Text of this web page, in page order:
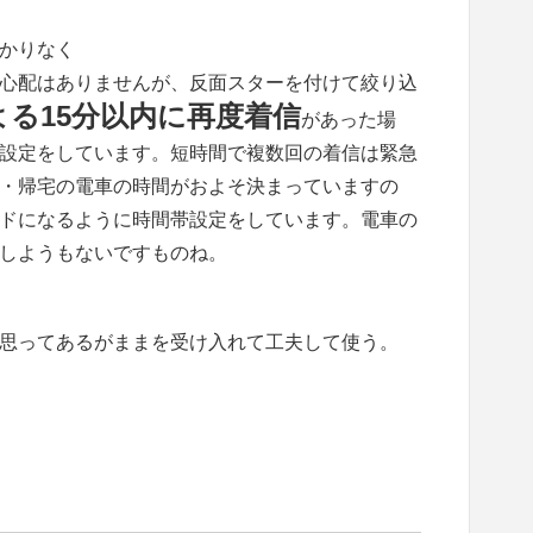
りなく
配はありませんが、反面スターを付けて絞り込
15分以内に再度着信があった場
定をしています。短時間で複数回の着信は緊急
帰宅の電車の時間がおよそ決まっていますの
になるように時間帯設定をしています。電車の
ようもないですものね。
ってあるがままを受け入れて工夫して使う。